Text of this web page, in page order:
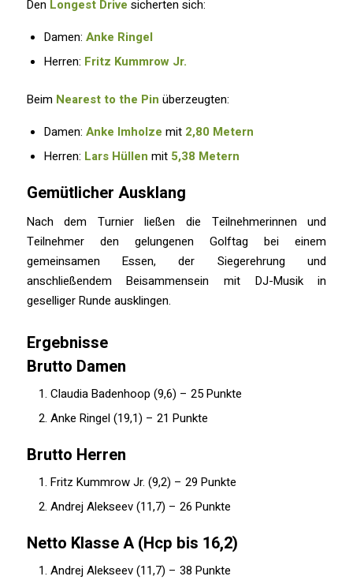
Den Longest Drive sicherten sich:
Damen: Anke Ringel
Herren: Fritz Kummrow Jr.
Beim Nearest to the Pin überzeugten:
Damen: Anke Imholze mit 2,80 Metern
Herren: Lars Hüllen mit 5,38 Metern
Gemütlicher Ausklang
Nach dem Turnier ließen die Teilnehmerinnen und
Teilnehmer den gelungenen Golftag bei einem
gemeinsamen Essen, der Siegerehrung und
anschließendem Beisammensein mit DJ-Musik in
geselliger Runde ausklingen.
Ergebnisse
Brutto Damen
Claudia Badenhoop (9,6) – 25 Punkte
Anke Ringel (19,1) – 21 Punkte
Brutto Herren
Fritz Kummrow Jr. (9,2) – 29 Punkte
Andrej Alekseev (11,7) – 26 Punkte
Netto Klasse A (Hcp bis 16,2)
Andrej Alekseev (11,7) – 38 Punkte